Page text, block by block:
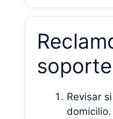
Revisar
domicilio.